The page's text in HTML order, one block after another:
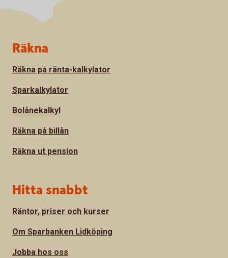
Sidfot
Räkna
Räkna på ränta-kalkylator
Sparkalkylator
Bolånekalkyl
Räkna på billån
Räkna ut pension
Hitta snabbt
Räntor, priser och kurser
Om Sparbanken Lidköping
Jobba hos oss